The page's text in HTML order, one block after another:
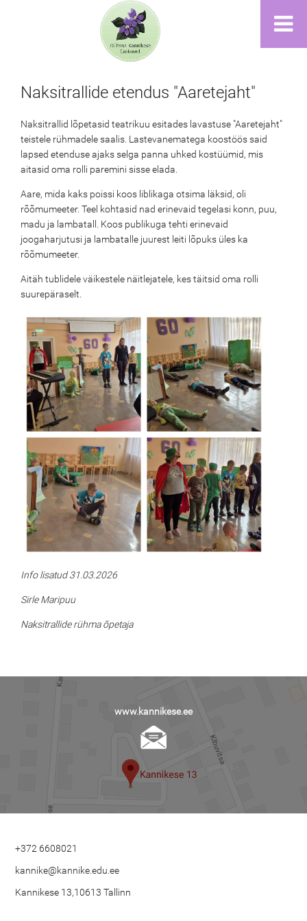
Naksitrallide etendus "Aaretejaht"
Naksitrallid lõpetasid teatrikuu esitades lavastuse "Aaretejaht"
teistele rühmadele saalis. Lastevanematega koostöös said
lapsed etenduse ajaks selga panna uhked kostüümid, mis
aitasid oma rolli paremini sisse elada.
Aare, mida kaks poissi koos liblikaga otsima läksid, oli
rõõmumeeter. Teel kohtasid nad erinevaid tegelasi konn, puu,
madu ja lambatall. Koos publikuga tehti erinevaid
joogaharjutusi ja lambatalle juurest leiti lõpuks üles ka
rõõmumeeter.
Aitäh tublidele väikestele näitlejatele, kes täitsid oma rolli
suurepäraselt.
Info lisatud 31.03.2026
Sirle Maripuu
Naksitrallide rühma õpetaja
www.kannikese.ee
+372 6608021
kannike@kannike.edu.ee
Kannikese 13,10613 Tallinn